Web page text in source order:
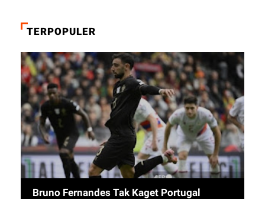
TERPOPULER
Bruno Fernandes Tak Kaget Portugal